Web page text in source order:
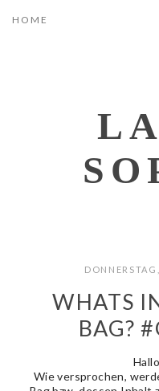
WHATS
BAG?
Wie versprochen,